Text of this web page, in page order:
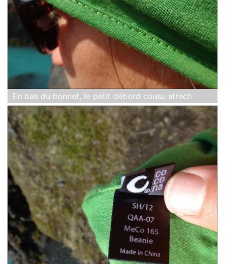
En bas du bonnet, le petit débord cousu strech